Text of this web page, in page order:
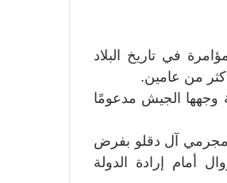
في تاريخ البلاد
من عامين.
وجهها الجيش مدعومًا
آل دقلو بفرض
أمام إرادة الدولة